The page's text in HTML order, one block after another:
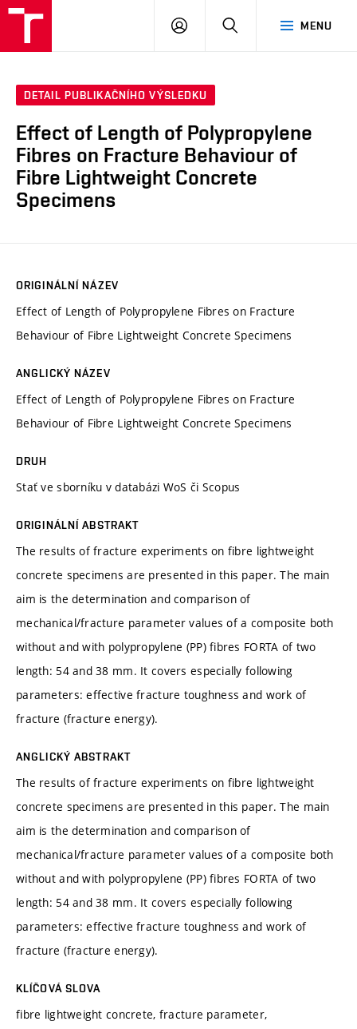
MENU
PŘIHLÁSIT
DETAIL PUBLIKAČNÍHO VÝSLEDKU
Effect of Length of Polypropylene
Fibres on Fracture Behaviour of
Fibre Lightweight Concrete
Specimens
ORIGINÁLNÍ NÁZEV
Effect of Length of Polypropylene Fibres on Fracture
Behaviour of Fibre Lightweight Concrete Specimens
ANGLICKÝ NÁZEV
Effect of Length of Polypropylene Fibres on Fracture
Behaviour of Fibre Lightweight Concrete Specimens
DRUH
Stať ve sborníku v databázi WoS či Scopus
ORIGINÁLNÍ ABSTRAKT
The results of fracture experiments on fibre lightweight
concrete specimens are presented in this paper. The main
aim is the determination and comparison of
mechanical/fracture parameter values of a composite both
without and with polypropylene (PP) fibres FORTA of two
length: 54 and 38 mm. It covers especially following
parameters: effective fracture toughness and work of
fracture (fracture energy).
ANGLICKÝ ABSTRAKT
The results of fracture experiments on fibre lightweight
concrete specimens are presented in this paper. The main
aim is the determination and comparison of
mechanical/fracture parameter values of a composite both
without and with polypropylene (PP) fibres FORTA of two
length: 54 and 38 mm. It covers especially following
parameters: effective fracture toughness and work of
fracture (fracture energy).
KLÍČOVÁ SLOVA
fibre lightweight concrete, fracture parameter,